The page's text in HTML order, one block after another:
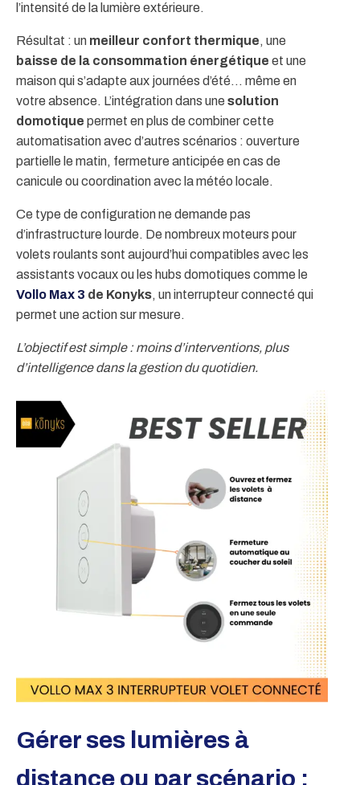
l’intensité de la lumière extérieure.
Résultat : un meilleur confort thermique, une
baisse de la consommation énergétique et une
maison qui s’adapte aux journées d’été… même en
votre absence. L’intégration dans une solution
domotique permet en plus de combiner cette
automatisation avec d’autres scénarios : ouverture
partielle le matin, fermeture anticipée en cas de
canicule ou coordination avec la météo locale.
Ce type de configuration ne demande pas
d’infrastructure lourde. De nombreux moteurs pour
volets roulants sont aujourd’hui compatibles avec les
assistants vocaux ou les hubs domotiques comme le
Vollo Max 3 de Konyks, un interrupteur connecté qui
permet une action sur mesure.
L’objectif est simple : moins d’interventions, plus
d’intelligence dans la gestion du quotidien.
Gérer ses lumières à
distance ou par scénario :